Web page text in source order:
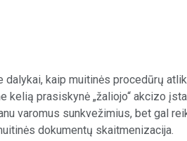
kaip muitinės procedūrų
kelią prasiskynė „žaliojo“ akcizo
varomus sunkvežimius, bet gal
dokumentų skaitmenizacija.